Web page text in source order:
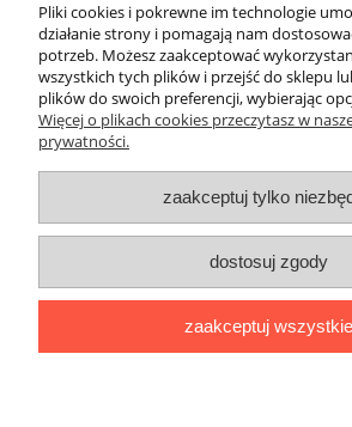
Płatności i dostawa
Informacje
O nas
Witosz i Spółka
44-203 Rybnik ul.
telefon:511760570
Facebook
Pliki cookies i pokrewne im technologie
działanie strony i pomagają nam
potrzeb. Możesz zaakceptować
wszystkich tych plików i przejść do sklepu
plików do swoich preferencji, wybierając
Więcej o plikach cookies przeczytasz w
prywatności.
zaakceptuj tylko
dostosuj zgody
zaakceptuj wszystkie